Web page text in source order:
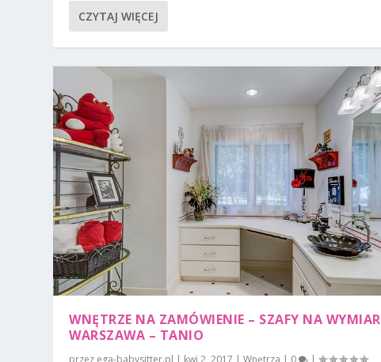
CZYTAJ WIĘCEJ
WNĘTRZE NA ZAMÓWIENIE – SZAFY NA WYMIAR
WARSZAWA – TANIO